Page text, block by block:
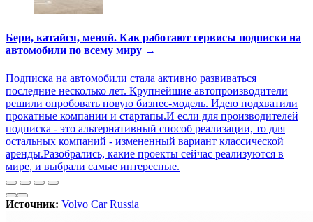
Бери, катайся, меняй. Как работают сервисы подписки на
автомобили по всему миру →
Подписка на автомобили стала активно развиваться
последние несколько лет. Крупнейшие автопроизводители
решили опробовать новую бизнес-модель. Идею подхватили
прокатные компании и стартапы.И если для производителей
подписка - это альтернативный способ реализации, то для
остальных компаний - измененный вариант классической
аренды.Разобрались, какие проекты сейчас реализуются в
мире, и выбрали самые интересные.
Источник: Volvo Car Russia